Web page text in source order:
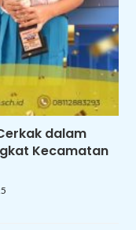
dalam
Kecamatan